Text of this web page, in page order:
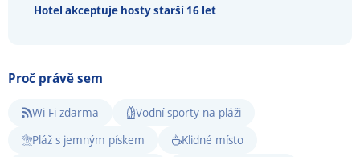
Hotel akceptuje hosty starší 16 let
Proč právě sem
Wi-Fi zdarma
Vodní sporty na pláži
Pláž s jemným pískem
Klidné místo